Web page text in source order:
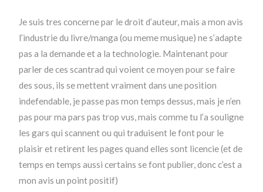
Je suis tres concerne par le droit d’auteur, mais a mon avis
l’industrie du livre/manga (ou meme musique) ne s’adapte
pas a la demande et a la technologie. Maintenant pour
parler de ces scantrad qui voient ce moyen pour se faire
des sous, ils se mettent vraiment dans une position
indefendable, je passe pas mon temps dessus, mais je n’en
pas pour ma pars pas trop vus, mais comme tu l’a souligne
les gars qui scannent ou qui traduisent le font pour le
plaisir et retirent les pages quand elles sont licencie (et de
temps en temps aussi certains se font publier, donc c’est a
mon avis un point positif)